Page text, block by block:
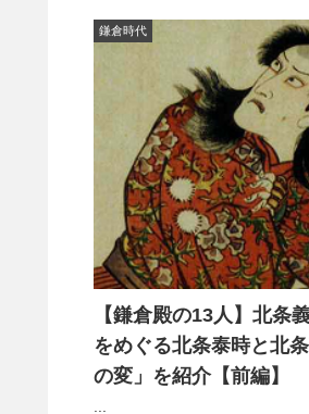
鎌倉時代
【鎌倉殿の13人】北条
をめぐる北条泰時と北
の変」を紹介【前編】